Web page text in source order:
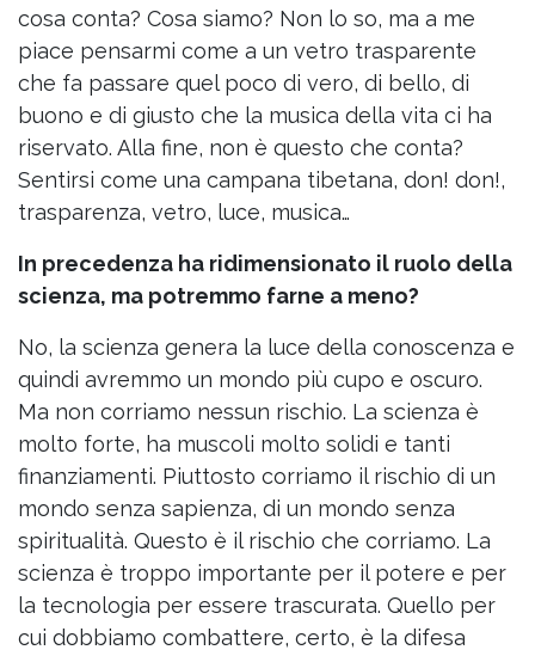
cosa conta? Cosa siamo? Non lo so, ma a me
piace pensarmi come a un vetro trasparente
che fa passare quel poco di vero, di bello, di
buono e di giusto che la musica della vita ci ha
riservato. Alla fine, non è questo che conta?
Sentirsi come una campana tibetana, don! don!,
trasparenza, vetro, luce, musica…
In precedenza ha ridimensionato il ruolo della
scienza, ma potremmo farne a meno?
No, la scienza genera la luce della conoscenza e
quindi avremmo un mondo più cupo e oscuro.
Ma non corriamo nessun rischio. La scienza è
molto forte, ha muscoli molto solidi e tanti
finanziamenti. Piuttosto corriamo il rischio di un
mondo senza sapienza, di un mondo senza
spiritualità. Questo è il rischio che corriamo. La
scienza è troppo importante per il potere e per
la tecnologia per essere trascurata. Quello per
cui dobbiamo combattere, certo, è la difesa